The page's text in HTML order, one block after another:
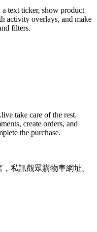
text ticker, show product
activity overlays, and make
filters.
take care of the rest.
create orders, and
the purchase.
私訊觀眾購物車網址。